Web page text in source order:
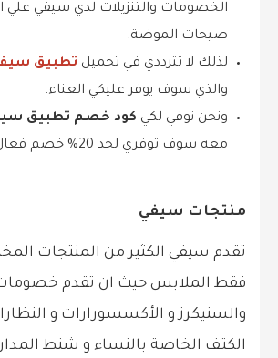
الخصومات والتنزيلات لدي سيفي علي
صيحات الموضة.
لذلك لا تترددي في تحميل تطبيق سيفي
والذي سوف يوفر عليكي العناء.
ونحن نوفي لكي كود خصم تطبيق
معه سوف توفري لحد 20% خصم فعال بنسبة 100%.
منتجات سيفي
تقدم سيفي الكثير من المنتجات
فقط الملابس حيث ان تقدم خصومات
والسنيكرز و الأكسسورارات و
الكتف الخاصة بالنساء و شنط